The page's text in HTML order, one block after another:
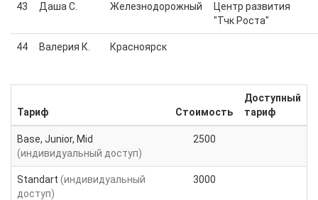
43 Даша С. Железнодорожный
Центр развития
"Тчк Роста"
44 Валерия К. Красноярск
Тариф Стоимость
Доступный
тариф
Base, Junior, Mid
(индивидуальный доступ)
2500
Standart (индивидуальный
доступ)
3000